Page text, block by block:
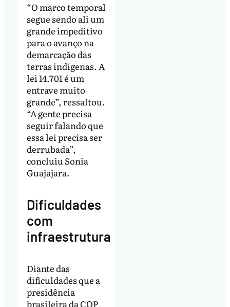
“O marco temporal
segue sendo ali um
grande impeditivo
para o avanço na
demarcação das
terras indígenas. A
lei 14.701 é um
entrave muito
grande”, ressaltou.
“A gente precisa
seguir falando que
essa lei precisa ser
derrubada”,
concluiu Sonia
Guajajara.
Dificuldades
com
infraestrutura
Diante das
dificuldades que a
presidência
brasileira da COP